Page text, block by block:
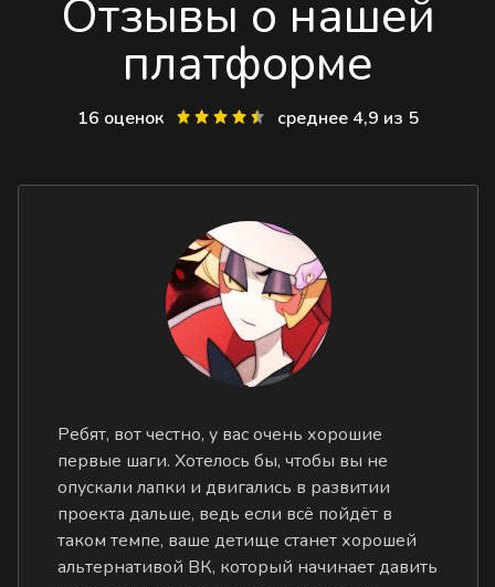
Отзывы о нашей
платформе
16 оценок среднее 4,9 из 5
Ребят, вот честно, у вас очень хорошие
первые шаги. Хотелось бы, чтобы вы не
опускали лапки и двигались в развитии
проекта дальше, ведь если всё пойдёт в
таком темпе, ваше детище станет хорошей
альтернативой ВК, который начинает давить